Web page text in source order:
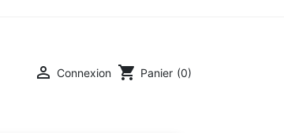
 Connexion shopping_cart Panier (0)